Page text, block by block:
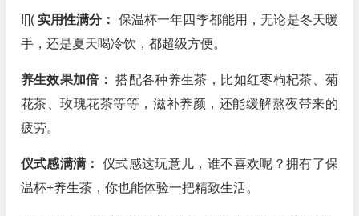
![]( 实用性满分： 保温杯一年四季都能用，无论是冬天暖
手，还是夏天喝冷饮，都超级方便。
养生效果加倍：搭配各种养生茶，比如红枣枸杞茶、菊
花茶、玫瑰花茶等等，滋补养颜，还能缓解熬夜带来的
疲劳。
仪式感满满：仪式感这玩意儿，谁不喜欢呢？拥有了保
温杯+养生茶，你也能体验一把精致生活。